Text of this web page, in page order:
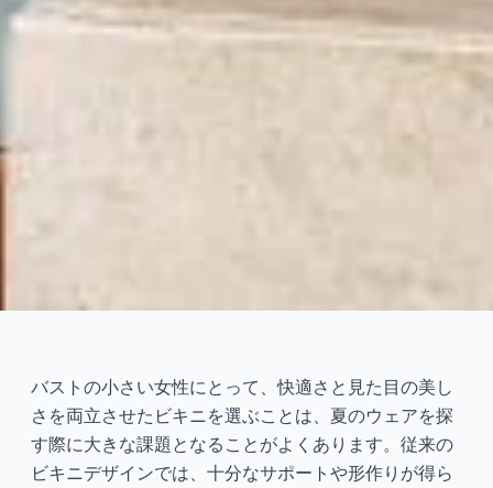
おすすめ：自信を持って夏の
魅力を楽しもう
2026-04 禹
バストの小さい女性にとって、快適さと見た目の美し
さを両立させたビキニを選ぶことは、夏のウェアを探
す際に大きな課題となることがよくあります。従来の
ビキニデザインでは、十分なサポートや形作りが得ら